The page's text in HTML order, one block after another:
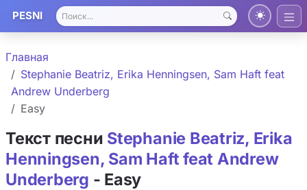
PESNI
Главная
Stephanie Beatriz, Erika Henningsen, Sam Haft feat
Andrew Underberg
Easy
Текст песни Stephanie Beatriz, Erika
Henningsen, Sam Haft feat Andrew
Underberg - Easy